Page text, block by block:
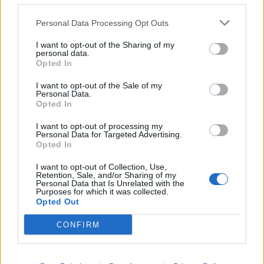
Personal Data Processing Opt Outs
I want to opt-out of the Sharing of my
personal data.
Opted In
I want to opt-out of the Sale of my
Personal Data.
Opted In
I want to opt-out of processing my
Personal Data for Targeted Advertising.
Opted In
I want to opt-out of Collection, Use,
Retention, Sale, and/or Sharing of my
Personal Data that Is Unrelated with the
Purposes for which it was collected.
Opted Out
CONFIRM
Une opportunité discrète pourrait surgir pour faire
avancer un projet important.
Verseau
Votre esprit innovant est en pleine effervescence,
vous incitant à explorer de nouvelles idées ou à
envisager des perspectives inattendues. La journée
favorise l’échange et la créativité collective, alors
Faites attention à ne pas vous disperser ou à trop
vous laisser emporter par vos pensées. La patience et
l’écoute attentive vous aideront à tirer le meilleur
parti de cette période d’inspiration.
Poissons